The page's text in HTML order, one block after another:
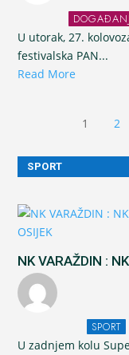
U utorak, 27.
festivalska PAN...
Read More
1 2
SPORT
NK VARAŽDIN :
SPORT
U zadnjem kolu